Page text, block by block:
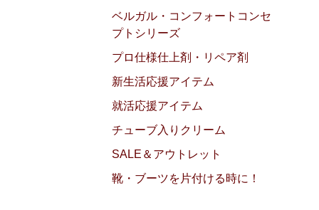
ベルガル・コンフォートコンセ
プトシリーズ
プロ仕様仕上剤・リペア剤
新生活応援アイテム
就活応援アイテム
チューブ入りクリーム
SALE＆アウトレット
靴・ブーツを片付ける時に！